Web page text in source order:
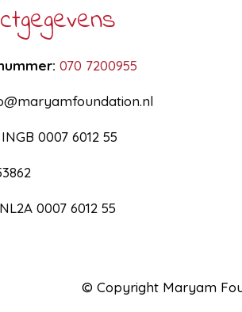
070 7200955
0007 6012 55
0007 6012 55
© Copyright Maryam